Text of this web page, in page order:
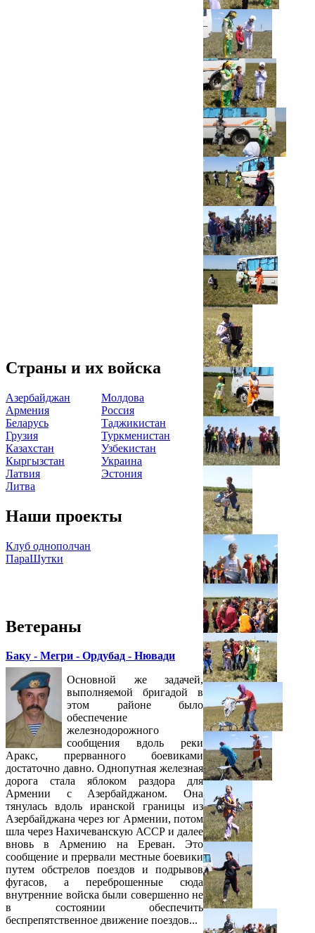
Страны и их войска
Азербайджан
Армения
Беларусь
Грузия
Казахстан
Кыргызстан
Латвия
Литва
Молдова
Россия
Таджикистан
Туркменистан
Узбекистан
Украина
Эстония
Наши проекты
Клуб однополчан
ПараШутки
Ветераны
Баку - Мегри - Ордубад - Нювади
Основной же задачей,
выполняемой бригадой в
этом районе было
обеспечение
железнодорожного
сообщения вдоль реки
Аракс, прерванного боевиками
достаточно давно. Однопутная железная
дорога стала яблоком раздора для
Армении с Азербайджаном. Она
тянулась вдоль иранской границы из
Азербайджана через юг Армении, потом
шла через Нахичеванскую АССР и далее
вновь в Армению на Ереван. Это
сообщение и прервали местные боевики
путем обстрелов поездов и подрывов
фугасов, а переброшенные сюда
внутренние войска были совершенно не
в состоянии обеспечить
беспрепятственное движение поездов...